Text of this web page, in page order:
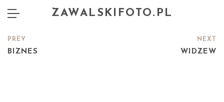
ZAWALSKIFOTO.PL
PREV
BIZNES
NEXT
WIDZEW